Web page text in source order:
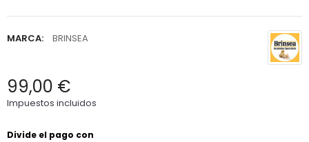
MARCA: BRINSEA
99,00 €
Impuestos incluidos